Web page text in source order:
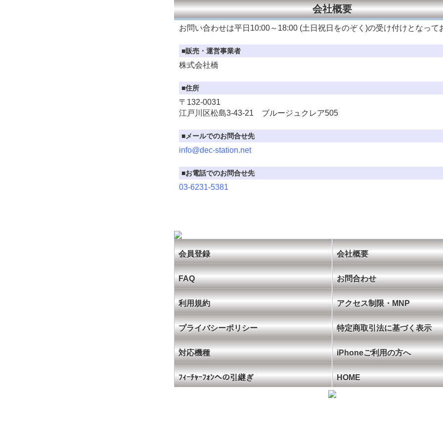
会社概要
お問い合わせは平日 10:00～18:00 (土日祝日をのぞく)の受け付けとなって
■販売・運営事業者
株式会社橋
■住所
〒132-0031
江戸川区松島3-43-21 ブルージュクレア505
■メールでのお問合せ先
info@dec-station.net
■お電話でのお問合せ先
03-6231-5381
会員登録 会社概要
FAQ お問合わせ
利用規約 アクセス制限・MNP
プライバシーポリシー 特定商取引法に基づく表示
対応機種 iPhoneご利用の方へ
ﾌｨｰﾁｬｰﾌｫﾝへの引継ぎ HOME